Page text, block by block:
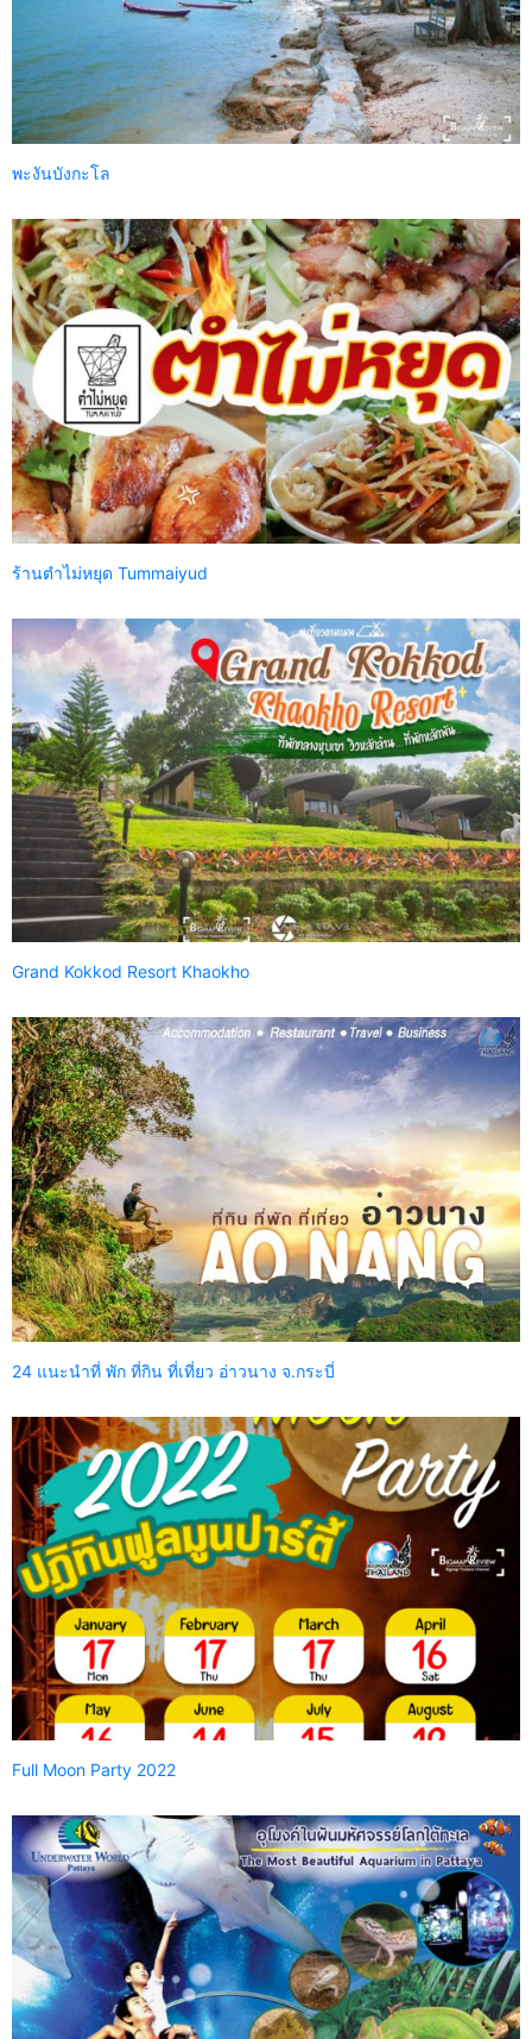
พะงันบังกะโล
ร้านตำไม่หยุด Tummaiyud
Grand Kokkod Resort Khaokho
24 แนะนำที่ พัก ที่กิน ที่เที่ยว อ่าวนาง จ.กระบี่
Full Moon Party 2022